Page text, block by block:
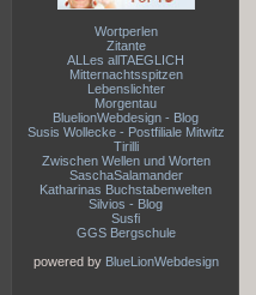
Wortperlen
Zitante
ALLes allTAEGLICH
Mitternachtsspitzen
Lebenslichter
Morgentau
BluelionWebdesign - Blog
Susis Wollecke - Postfiliale Mitwitz
Tirilli
Zwischen Wellen und Worten
SaschaSalamander
Katharinas Buchstabenwelten
Silvios - Blog
Susfi
GGS Bergschule
powered by BlueLionWebdesign